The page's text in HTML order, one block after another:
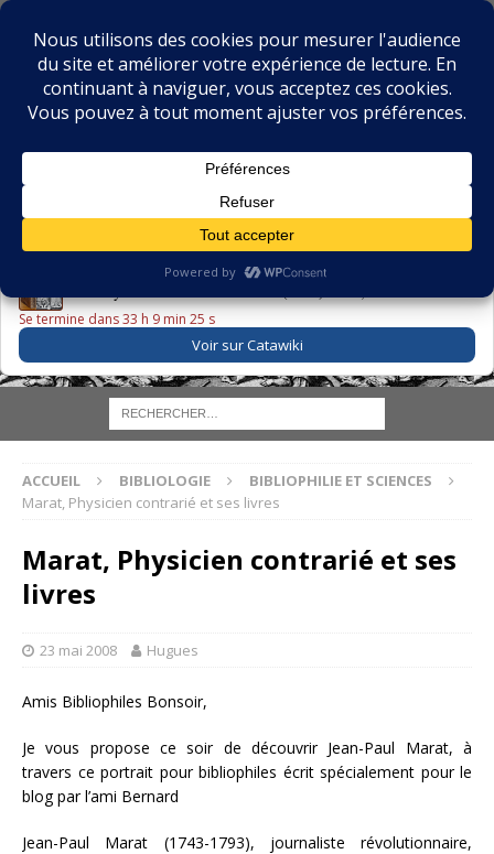
BIBLIOPHILIE.COM
LE BLOG DU BIBLIOPHILE, DES BIBLIOPHILES, DE LA
LE LIVRE DU JOUR
Se termine dans 33 h 9 min 24 s
Voir sur Catawiki
ACCUEIL BIBLIOLOGIE
BIBLIOPHILIE ET SCIENCES
Marat, Physicien contrarié et ses livres
Marat, Physicien contrarié et ses
livres
23 mai 2008 Hugues
Amis Bibliophiles Bonsoir,
Je vous propose ce soir de découvrir Jean-Paul Marat, à
travers ce portrait pour bibliophiles écrit spécialement pour le
blog par l’ami Bernard
Jean-Paul Marat (1743-1793), journaliste révolutionnaire,